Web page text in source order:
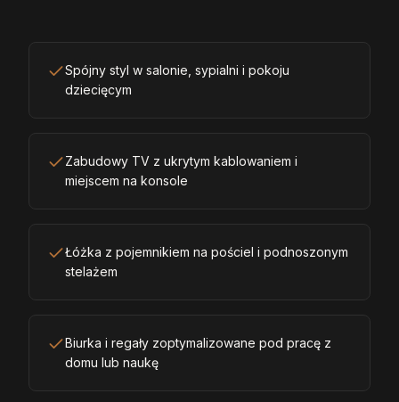
Spójny styl w salonie, sypialni i pokoju
dziecięcym
Zabudowy TV z ukrytym kablowaniem i
miejscem na konsole
Łóżka z pojemnikiem na pościel i podnoszonym
stelażem
Biurka i regały zoptymalizowane pod pracę z
domu lub naukę